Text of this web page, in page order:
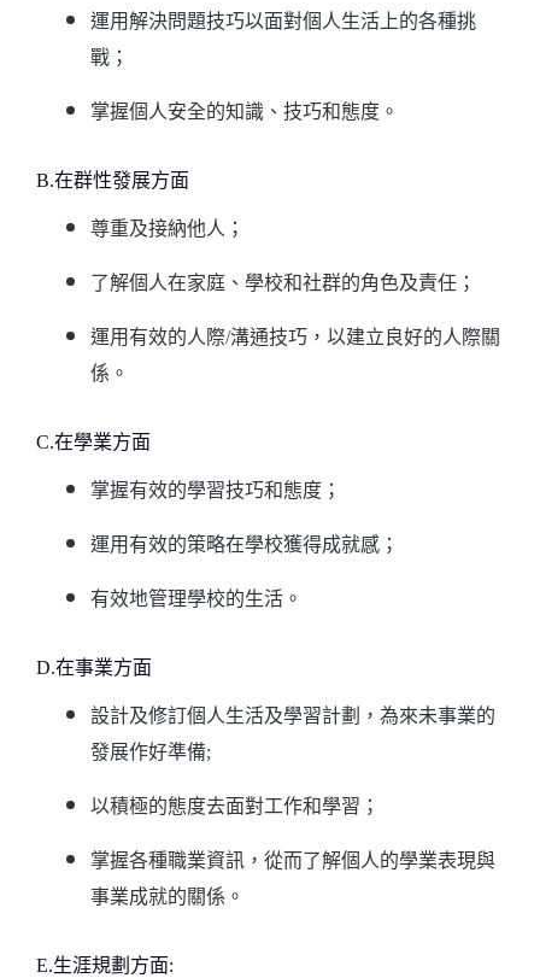
運用解決問題技巧以面對個人生活上的各種挑
戰；
掌握個人安全的知識、技巧和態度。
B.在群性發展方面
尊重及接納他人；
了解個人在家庭、學校和社群的角色及責任；
運用有效的人際/溝通技巧，以建立良好的人際關
係。
C.在學業方面
掌握有效的學習技巧和態度；
運用有效的策略在學校獲得成就感；
有效地管理學校的生活。
D.在事業方面
設計及修訂個人生活及學習計劃，為來未事業的
發展作好準備;
以積極的態度去面對工作和學習；
掌握各種職業資訊，從而了解個人的學業表現與
事業成就的關係。
E.生涯規劃方面: